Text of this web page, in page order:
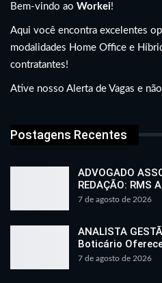
Bem-vindo ao Workei!
Aqui você encontra excelentes
modalidades Home Office e
contratantes!
Ative nosso Alerta de Vagas e
Postagens Recentes
ADVOGADO
REDAÇÃO: RMS
7 de agosto de 2026
ANALISTA
Boticário
7 de agosto de 2026